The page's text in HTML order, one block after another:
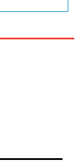
Crecimiento,
handle/13